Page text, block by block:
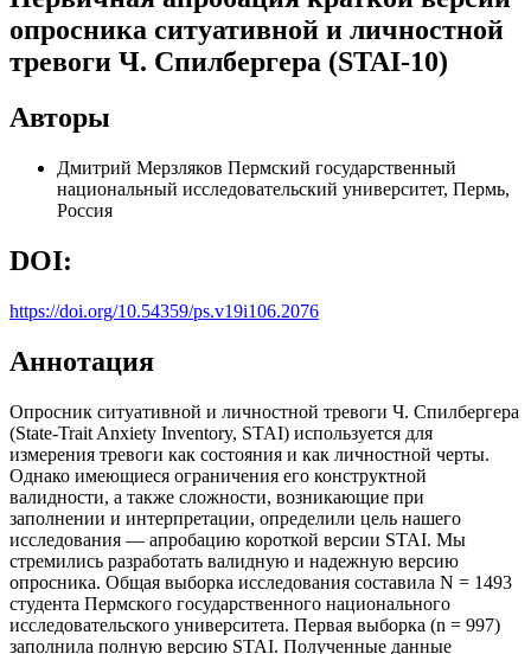
опросника ситуативной и личностной
тревоги Ч. Спилбергера (STAI-10)
Авторы
Дмитрий Мерзляков Пермский государственный
национальный исследовательский университет, Пермь,
Россия
DOI:
https://doi.org/10.54359/ps.v19i106.2076
Аннотация
Опросник ситуативной и личностной тревоги Ч. Спилбергера
(State-Trait Anxiety Inventory, STAI) используется для
измерения тревоги как состояния и как личностной черты.
Однако имеющиеся ограничения его конструктной
валидности, а также сложности, возникающие при
заполнении и интерпретации, определили цель нашего
исследования — апробацию короткой версии STAI. Мы
стремились разработать валидную и надежную версию
опросника. Общая выборка исследования составила N = 1493
студента Пермского государственного национального
исследовательского университета. Первая выборка (n = 997)
заполнила полную версию STAI. Полученные данные